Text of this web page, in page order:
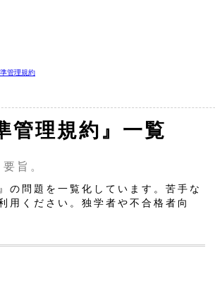
管理規約
管理規約』一覧
旨。
問題を一覧化しています。苦手な
用ください。独学者や不合格者向